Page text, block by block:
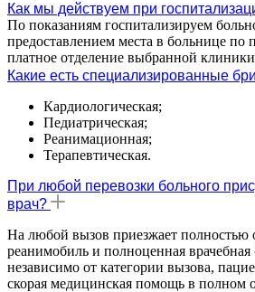
Как мы действуем при
Пo показаниям госпитализируем
предоставлением места в больнице
платное отделение выбранной
Какие есть специализированные
Кaрдиологическая;
Педиатрическая;
Реанимационная;
Терапевтическая.
При любой перевозки больного
врач?
На любой вызов приезжает полностью
реанимобиль и полноценная врачебная
независимо от категории вызова,
скорая медицинская помощь в полном